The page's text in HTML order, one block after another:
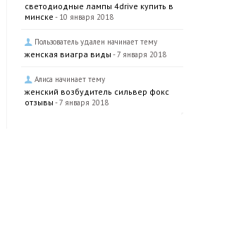
светодиодные лампы 4drive купить в
минске - 10 января 2018
Пользователь удален начинает тему
женская виагра виды - 7 января 2018
Алиса начинает тему
женский возбудитель сильвер фокс
отзывы - 7 января 2018